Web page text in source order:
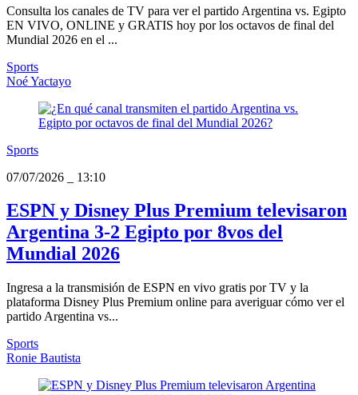
Consulta los canales de TV para ver el partido Argentina vs. Egipto
EN VIVO, ONLINE y GRATIS hoy por los octavos de final del
Mundial 2026 en el ...
Sports
Noé Yactayo
Sports
07/07/2026
13:10
ESPN y Disney Plus Premium televisaron
Argentina 3-2 Egipto por 8vos del
Mundial 2026
Ingresa a la transmisión de ESPN en vivo gratis por TV y la
plataforma Disney Plus Premium online para averiguar cómo ver el
partido Argentina vs...
Sports
Ronie Bautista